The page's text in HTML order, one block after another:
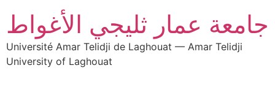
جامعة عمار ثليجي الأغواط
Université Amar Telidji de Laghouat — Amar Telidji
University of Laghouat